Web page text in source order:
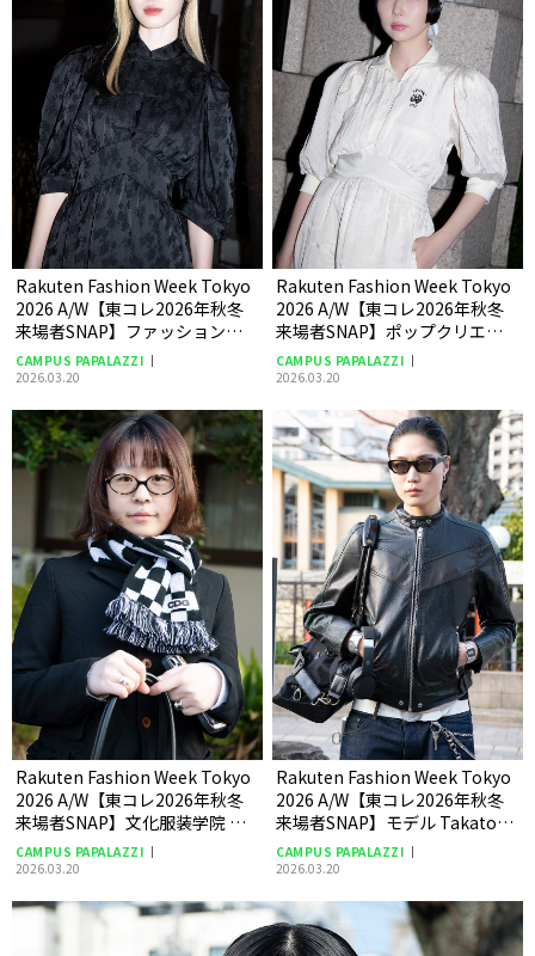
Rakuten Fashion Week Tokyo
2026 A/W【東コレ2026年秋冬
来場者SNAP】ファッションデ
ザイナー noriさん
CAMPUS PAPALAZZI
2026.03.20
Rakuten Fashion Week Tokyo
2026 A/W【東コレ2026年秋冬
来場者SNAP】ポップクリエイ
ター あさぎーにょさん
CAMPUS PAPALAZZI
2026.03.20
Rakuten Fashion Week Tokyo
2026 A/W【東コレ2026年秋冬
来場者SNAP】文化服装学院 学
生 66さん
CAMPUS PAPALAZZI
2026.03.20
Rakuten Fashion Week Tokyo
2026 A/W【東コレ2026年秋冬
来場者SNAP】モデル Takatoさ
ん
CAMPUS PAPALAZZI
2026.03.20